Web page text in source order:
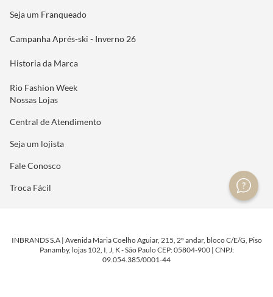
Seja um Franqueado
Campanha Aprés-ski - Inverno 26
Historia da Marca
Rio Fashion Week
Nossas Lojas
Central de Atendimento
Seja um lojista
Fale Conosco
Troca Fácil
INBRANDS S.A | Avenida Maria Coelho Aguiar, 215, 2º andar, bloco C/E/G, Piso
Panamby, lojas 102, I, J, K - São Paulo CEP: 05804-900 | CNPJ:
09.054.385/0001-44